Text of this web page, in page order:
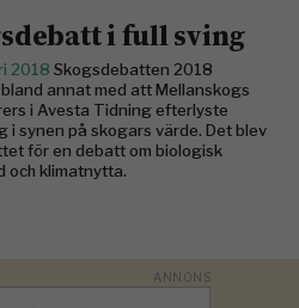
i full sving
2018 Skogsdebatten 2018
annat med att Mellanskogs
i Avesta Tidning efterlyste
i synen på skogars värde. Det blev
för en debatt om biologisk
och klimatnytta.